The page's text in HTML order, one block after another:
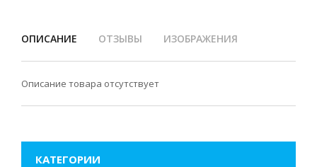
ОПИСАНИЕ ОТЗЫВЫ ИЗОБРАЖЕНИЯ
Описание товара отсутствует
КАТЕГОРИИ